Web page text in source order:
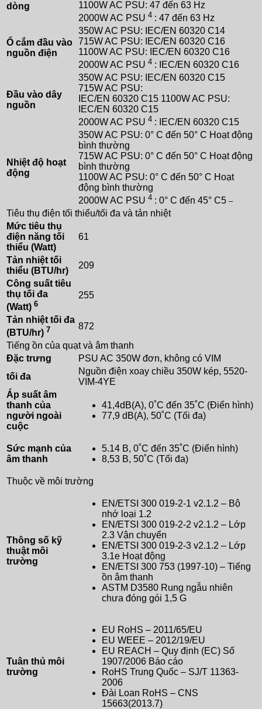
dòng
1100W AC PSU: 47 đến 63 Hz
2000W AC PSU 4 : 47 đến 63 Hz
Ổ cắm đầu vào
nguồn điện
350W AC PSU: IEC/EN 60320 C14
715W AC PSU: IEC/EN 60320 C16
1100W AC PSU: IEC/EN 60320 C16
2000W AC PSU 4 : IEC/EN 60320 C16
Đầu vào dây
nguồn
350W AC PSU: IEC/EN 60320 C15
715W AC PSU:
IEC/EN 60320 C15 1100W AC PSU:
IEC/EN 60320 C15
2000W AC PSU 4 : IEC/EN 60320 C15
Nhiệt độ hoạt
động
350W AC PSU: 0° C đến 50° C Hoạt động
bình thường
715W AC PSU: 0° C đến 50° C Hoạt động
bình thường
1100W AC PSU: 0° C đến 50° C Hoạt
động bình thường
2000W AC PSU 4 : 0° C đến 45° C5
Tiêu thụ điện tối thiểu/tối đa và tản nhiệt
Mức tiêu thụ
điện năng tối
thiểu (Watt)
61
Tản nhiệt tối
thiểu (BTU/hr)
209
Công suất tiêu
thụ tối đa
(Watt) 6
255
Tản nhiệt tối đa
(BTU/hr) 7
872
Tiếng ồn của quạt và âm thanh
Đặc trưng
PSU AC 350W đơn, không có VIM
tối đa
Nguồn điện xoay chiều 350W kép, 5520-
VIM-4YE
Áp suất âm
thanh của
người ngoài
cuộc
41,4dB(A), 0˚C đến 35˚C (Điển hình)
77,9 dB(A), 50˚C (Tối đa)
Sức mạnh của
âm thanh
5.14 B, 0˚C đến 35˚C (Điển hình)
8,53 B, 50˚C (Tối đa)
Thuộc về môi trường
Thông số kỹ
thuật môi
trường
EN/ETSI 300 019-2-1 v2.1.2 – Bộ
nhớ loại 1.2
EN/ETSI 300 019-2-2 v2.1.2 – Lớp
2.3 Vận chuyển
EN/ETSI 300 019-2-3 v2.1.2 – Lớp
3.1e Hoạt động
EN/ETSI 300 753 (1997-10) – Tiếng
ồn âm thanh
ASTM D3580 Rung ngẫu nhiên
chưa đóng gói 1,5 G
Tuân thủ môi
trường
EU RoHS – 2011/65/EU
EU WEEE – 2012/19/EU
EU REACH – Quy định (EC) Số
1907/2006 Báo cáo
RoHS Trung Quốc – SJ/T 11363-
2006
Đài Loan RoHS – CNS
15663(2013.7)